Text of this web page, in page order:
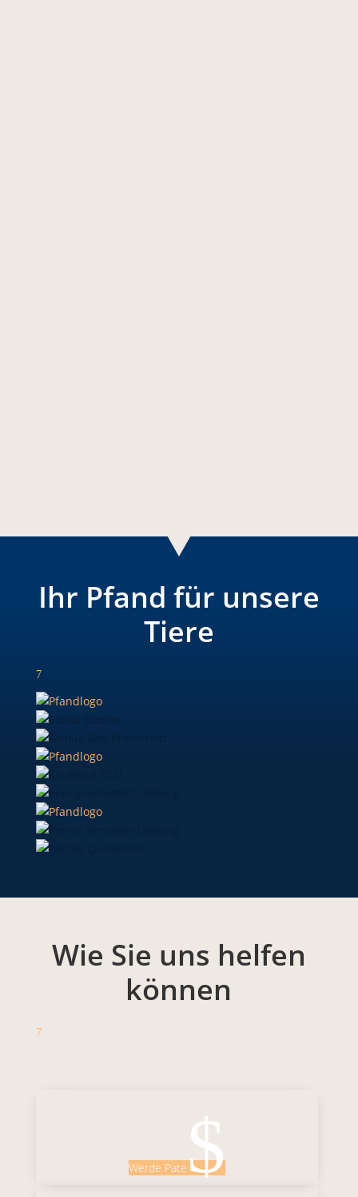
Ihr Pfand für unsere
Tiere
7
Wie Sie uns helfen
können
7
Werde Pate$